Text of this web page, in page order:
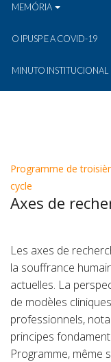
MEMÓRIA
O IPUSP E A COVID-19
MINUTO INSTITUCIONAL
Programme de
cycle
Axes de
Les axes de
la souffrance
actuelles. La
de modèles
professionnels,
principes
Programme, même